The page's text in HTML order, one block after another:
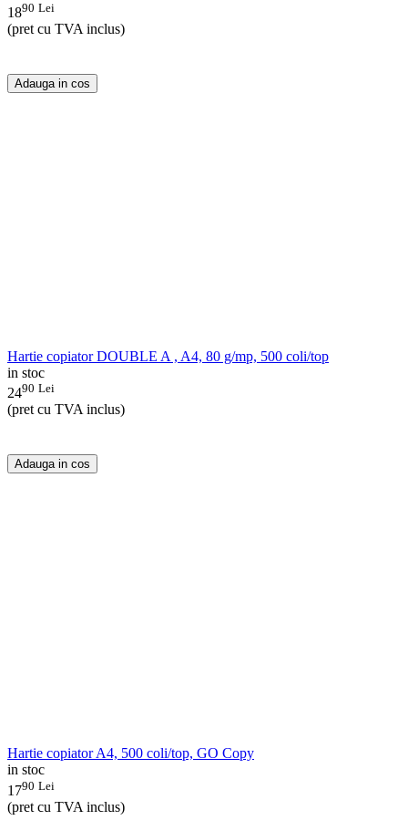
1890 Lei
(pret cu TVA inclus)
Adauga in cos
Hartie copiator DOUBLE A , A4, 80 g/mp, 500 coli/top
in stoc
2490 Lei
(pret cu TVA inclus)
Adauga in cos
Hartie copiator A4, 500 coli/top, GO Copy
in stoc
1790 Lei
(pret cu TVA inclus)